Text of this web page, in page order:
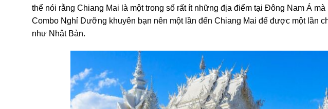
thể nói rằng Chiang Mai là một trong số rất ít những địa điểm tại Đông Nam Á
Combo Nghỉ Dưỡng khuyên bạn nên một lần đến Chiang Mai để được một lần
như Nhật Bản.